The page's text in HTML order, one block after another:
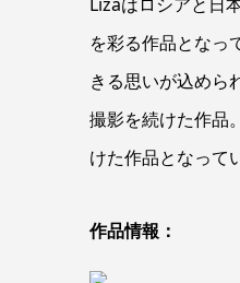
を彩る作品となっ
きる思いが込めら
撮影を続けた作品
けた作品となって
作品情報：